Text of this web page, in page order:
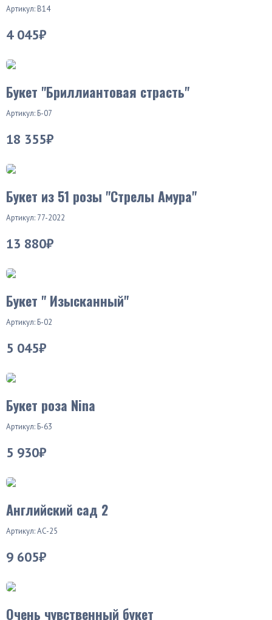
Артикул: В14
4 045₽
Букет "Бриллиантовая страсть"
Артикул: Б-07
18 355₽
Букет из 51 розы "Стрелы Амура"
Артикул: 77-2022
13 880₽
Букет " Изысканный"
Артикул: Б-02
5 045₽
Букет роза Nina
Артикул: Б-63
5 930₽
Английский сад 2
Артикул: АС-25
9 605₽
Очень чувственный букет